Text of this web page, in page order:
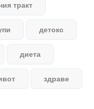
тракт
детокс
диета
здраве